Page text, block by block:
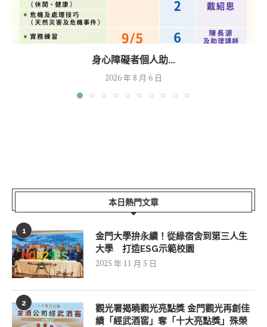
身心障礙者個人助...
2026 年 8 月 6 日
本日熱門文章
1
金門大學拚永續！從綠宿舍到第三人生
大學 打造ESG示範校園
2025 年 11 月 5 日
2
觀光署揭曉觀光亮點獎 金門觀光再創佳
績「經武酒窖」奪「十大亮點獎」殊榮